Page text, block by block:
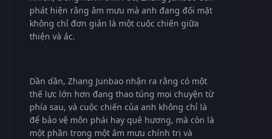
phát hiện rằng âm mưu mà anh đang đối mặt
không chỉ đơn giản là một cuộc chiến giữa
thiện và ác.
Dần dần, Zhang Junbao nhận ra rằng có một
thế lực lớn hơn đang thao túng mọi chuyện từ
phía sau, và cuộc chiến của anh không chỉ là
để bảo vệ môn phái hay quê hương, mà còn là
một phần trong một âm mưu chính trị và